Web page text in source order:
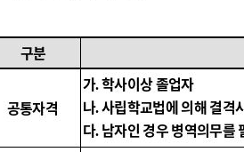
구분
공통자격
가.학사이상 졸업자
나.사립학교법에 의해 결격
다. 남자인 경우 병역의무를